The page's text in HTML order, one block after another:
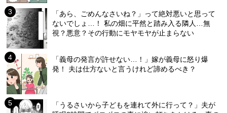
「あら、ごめんなさいね？」って絶対悪いと思って
ないでしょ…！ 私の畑に平然と踏み入る隣人…無
視？悪意？その行動にモヤモヤが止まらない
「義母の発言が許せない…！」嫁が義母に怒り爆
発！ 夫は仕方ないと言うけれど諦めるべき？
「うるさいから子どもを連れて外に行って？」夫が